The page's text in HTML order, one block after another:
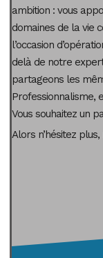
ambition : vous
domaines de la vie
l’occasion
delà de notre
partageons les
Professionnalisme,
Vous souhaitez un
Alors n’hésitez plus,